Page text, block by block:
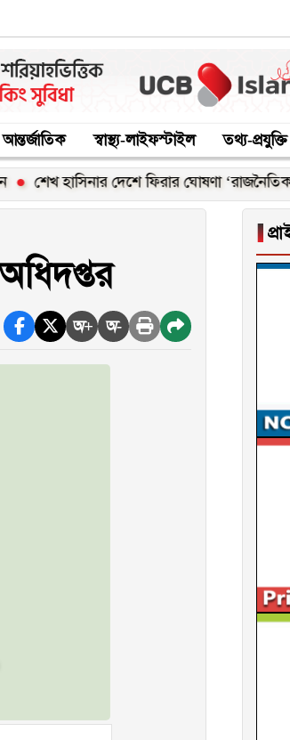
আন্তর্জাতিক স্বাস্থ্য-লাইফস্টাইল তথ্য-প্রযুক্তি
হাসিনার দেশে ফিরার ঘোষণা ‘রাজনৈতিক
অ+ অ-
▐